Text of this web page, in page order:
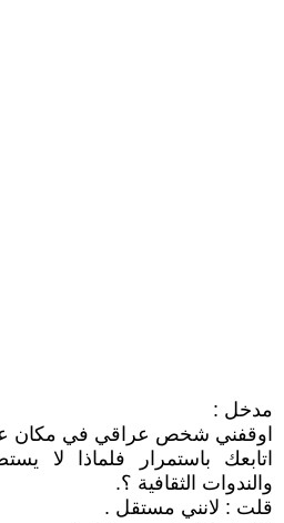
مدخل :
اوقفني شخص عراقي في مكان
اتابعك باستمرار فلماذا لا
والندوات الثقافية ؟.
قلت : لانني مستقل .